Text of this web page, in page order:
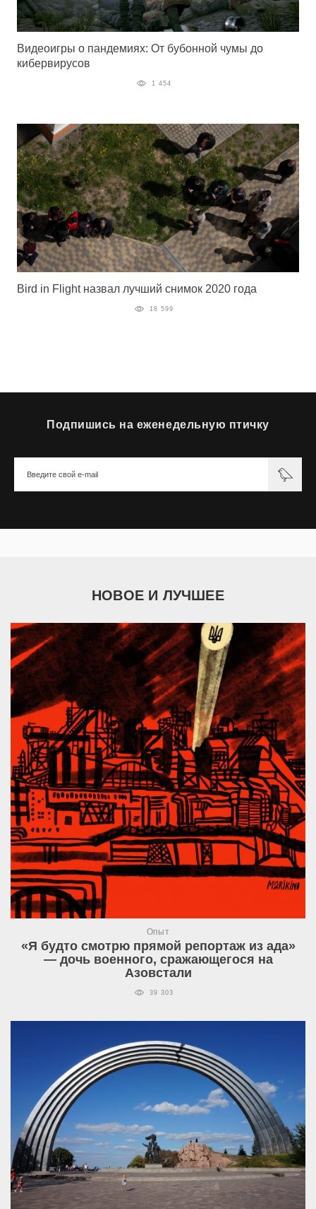
Видеоигры о пандемиях: От бубонной чумы до
кибервирусов
1 454
Bird in Flight назвал лучший снимок 2020 года
18 599
Подпишись на еженедельную птичку
НОВОЕ И ЛУЧШЕЕ
Опыт
«Я будто смотрю прямой репортаж из ада»
— дочь военного, сражающегося на
Азовстали
39 303